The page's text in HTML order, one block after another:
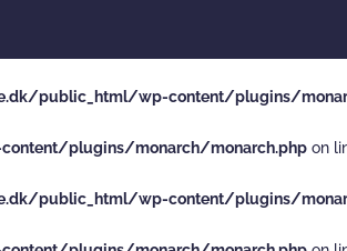
public_html/wp-content/plugins/
plugins/monarch/monarch.php on
public_html/wp-content/plugins/